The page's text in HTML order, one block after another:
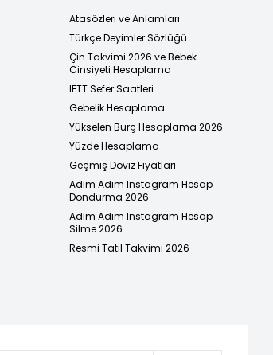
Atasözleri ve Anlamları
Türkçe Deyimler Sözlüğü
Çin Takvimi 2026 ve Bebek
Cinsiyeti Hesaplama
İETT Sefer Saatleri
Gebelik Hesaplama
Yükselen Burç Hesaplama 2026
Yüzde Hesaplama
Geçmiş Döviz Fiyatları
Adım Adım Instagram Hesap
Dondurma 2026
Adım Adım Instagram Hesap
Silme 2026
Resmi Tatil Takvimi 2026